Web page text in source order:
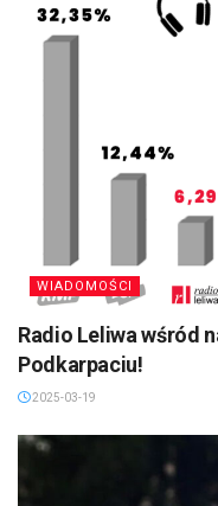
WIADOMOŚCI
Radio Leliwa wśród
Podkarpaciu!
2025-03-19